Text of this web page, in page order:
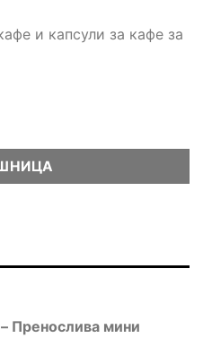
и капсули за кафе за
мини машина за
– Пренослива мини